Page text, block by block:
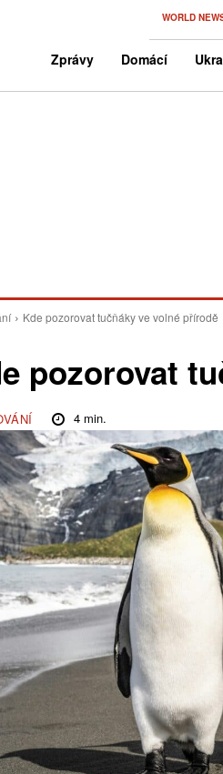
WORLD
Zprávy Domácí
Kde pozorovat tučňáky ve volné přírodě
pozorovat
4min.